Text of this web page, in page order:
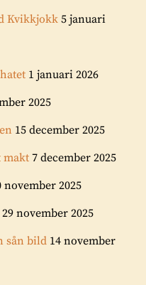
Kvikkjokk 5 januari
1 januari 2026
2025
15 december 2025
makt 7 december 2025
november 2025
29 november 2025
sån bild 14 november